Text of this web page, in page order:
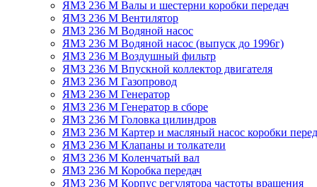
ЯМЗ 236 М Валы и шестерни коробки передач
ЯМЗ 236 М Вентилятор
ЯМЗ 236 М Водяной насос
ЯМЗ 236 М Водяной насос (выпуск до 1996г)
ЯМЗ 236 М Воздушный фильтр
ЯМЗ 236 М Впускной коллектор двигателя
ЯМЗ 236 М Газопровод
ЯМЗ 236 М Генератор
ЯМЗ 236 М Генератор в сборе
ЯМЗ 236 М Головка цилиндров
ЯМЗ 236 М Картер и масляный насос коробки
ЯМЗ 236 М Клапаны и толкатели
ЯМЗ 236 М Коленчатый вал
ЯМЗ 236 М Коробка передач
ЯМЗ 236 М Корпус регулятора частоты вращения